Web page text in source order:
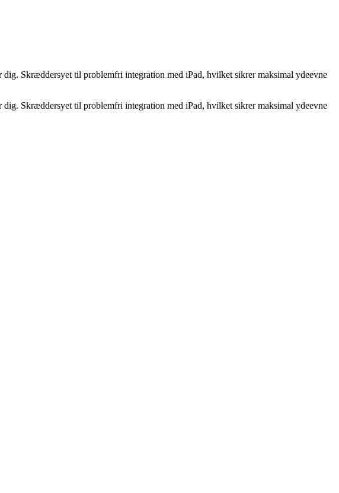
Skræddersyet til problemfri integration med iPad, hvilket sikrer maksimal ydeevne
Skræddersyet til problemfri integration med iPad, hvilket sikrer maksimal ydeevne